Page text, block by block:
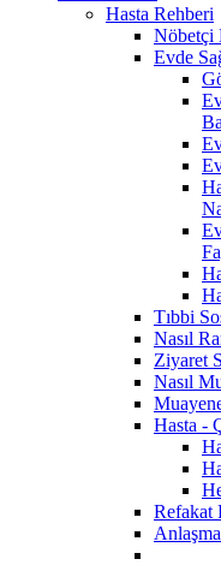
Hasta Rehberi
Nöbetçi
Evde
Tıbbi
Nasıl
Ziyaret
Nasıl
Hasta -
Refakat